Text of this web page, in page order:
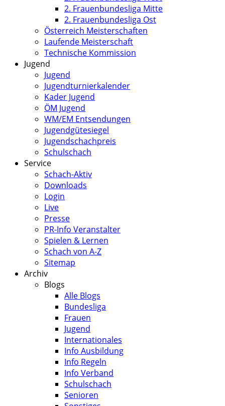
2. Frauenbundesliga Mitte
2. Frauenbundesliga Ost
Österreich Meisterschaften
Laufende Meisterschaft
Technische Kommission
Jugend
Jugend
Jugendturnierkalender
Kader Jugend
ÖM Jugend
WM/EM Entsendungen
Jugendgütesiegel
Jugendschachpreis
Schulschach
Service
Schach-Aktiv
Downloads
Login
Live
Presse
PR-Info Veranstalter
Spielen & Lernen
Schach von A-Z
Sitemap
Archiv
Blogs
Alle Blogs
Bundesliga
Frauen
Jugend
Internationales
Info Ausbildung
Info Regeln
Info Verband
Schulschach
Senioren